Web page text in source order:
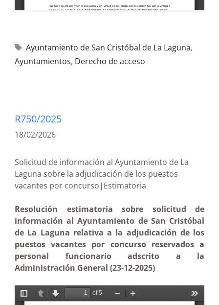
Ayuntamiento de San Cristóbal de La Laguna,
Ayuntamientos, Derecho de acceso
R750/2025
18/02/2026
Solicitud de información al Ayuntamiento de La
Laguna sobre la adjudicación de los puestos
vacantes por concurso|Estimatoria
Resolución estimatoria sobre solicitud de
información al Ayuntamiento de San Cristóbal
de La Laguna relativa a la adjudicación de los
puestos vacantes por concurso reservados a
personal funcionario adscrito a la
Administración General (23-12-2025)